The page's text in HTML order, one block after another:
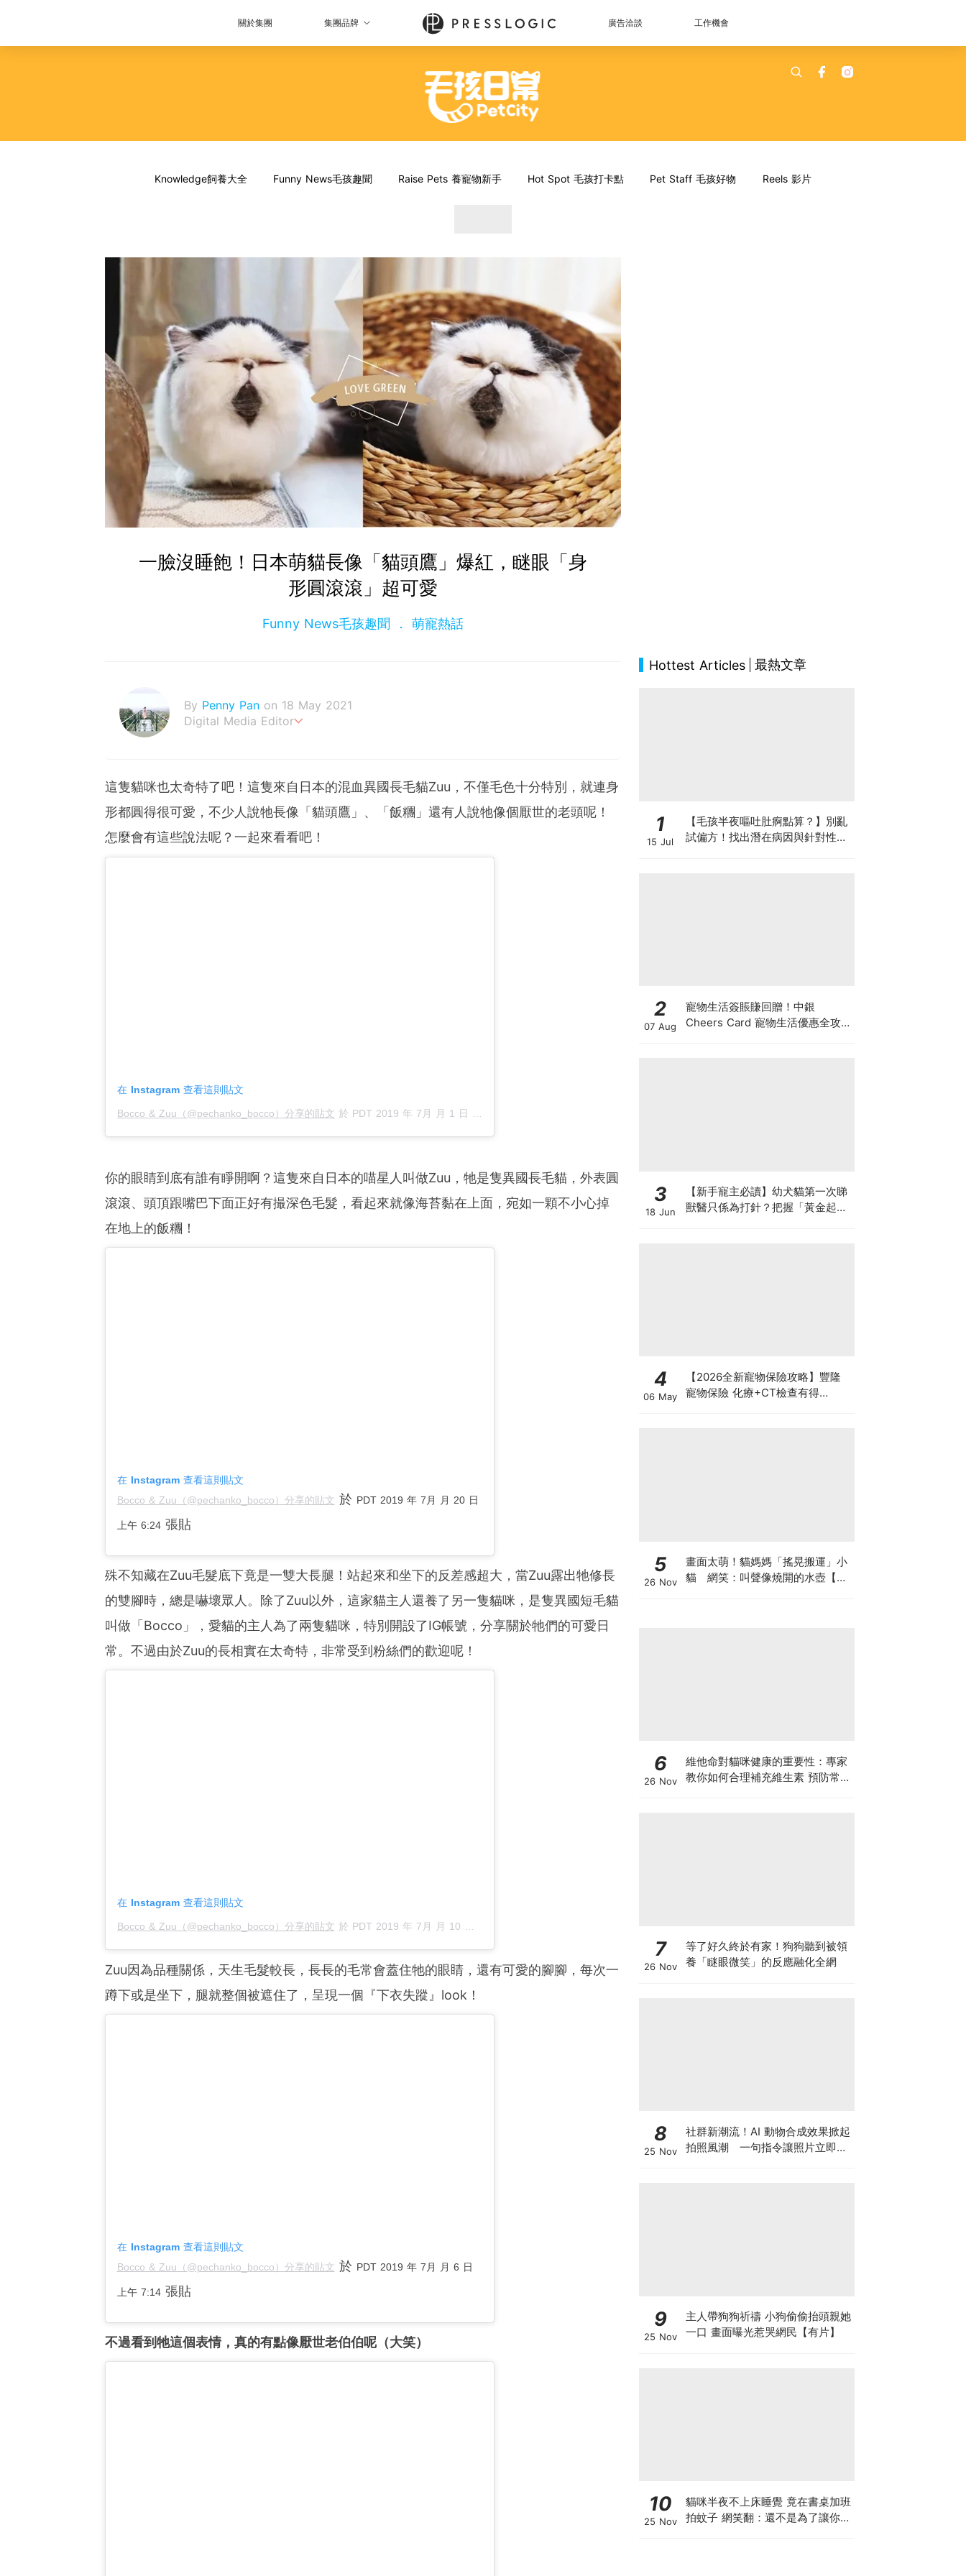
關於集團 集團品牌 廣告洽談 工作機會
Knowledge飼養大全 Funny News毛孩趣聞 Raise Pets 養寵物新手 Hot Spot 毛孩打卡點 Pet Staff 毛孩好物 Reels 影片
一臉沒睡飽！日本萌貓長像「貓頭鷹」爆紅，瞇眼「身
形圓滾滾」超可愛
Funny News毛孩趣聞 萌寵熱話
By Penny Pan on 18 May 2021
Digital Media Editor
這隻貓咪也太奇特了吧！這隻來自日本的混血異國長毛貓Zuu，不僅毛色十分特別，就連身
形都圓得很可愛，不少人說牠長像「貓頭鷹」、「飯糰」還有人說牠像個厭世的老頭呢！
怎麼會有這些說法呢？一起來看看吧！
在 Instagram 查看這則貼文
Bocco & Zuu（@pechanko_bocco）分享的貼文 於 PDT 2019 年 7月 月 1 日 下午 5:44
你的眼睛到底有誰有睜開啊？這隻來自日本的喵星人叫做Zuu，牠是隻異國長毛貓，外表圓
滾滾、頭頂跟嘴巴下面正好有撮深色毛髮，看起來就像海苔黏在上面，宛如一顆不小心掉
在地上的飯糰！
在 Instagram 查看這則貼文
Bocco & Zuu（@pechanko_bocco）分享的貼文 於 PDT 2019 年 7月 月 20 日
上午 6:24張貼
殊不知藏在Zuu毛髮底下竟是一雙大長腿！站起來和坐下的反差感超大，當Zuu露出牠修長
的雙腳時，總是嚇壞眾人。除了Zuu以外，這家貓主人還養了另一隻貓咪，是隻異國短毛貓
叫做「Bocco」，愛貓的主人為了兩隻貓咪，特別開設了IG帳號，分享關於牠們的可愛日
常。不過由於Zuu的長相實在太奇特，非常受到粉絲們的歡迎呢！
在 Instagram 查看這則貼文
Bocco & Zuu（@pechanko_bocco）分享的貼文 於 PDT 2019 年 7月 月 10 日 上午 5:42
Zuu因為品種關係，天生毛髮較長，長長的毛常會蓋住牠的眼睛，還有可愛的腳腳，每次一
蹲下或是坐下，腿就整個被遮住了，呈現一個『下衣失蹤』look！
在 Instagram 查看這則貼文
Bocco & Zuu（@pechanko_bocco）分享的貼文 於 PDT 2019 年 7月 月 6 日
上午 7:14張貼
不過看到牠這個表情，真的有點像厭世老伯伯呢（大笑）
Hottest Articles 最熱文章
1
15 Jul
【毛孩半夜嘔吐肚痾點算？】別亂
試偏方！找出潛在病因與針對性營
2
07 Aug
寵物生活簽賬賺回贈！中銀
Cheers Card 寵物生活優惠全攻
3
18 Jun
【新手寵主必讀】幼犬貓第一次睇
獸醫只係為打針？把握「黃金起跑
4
06 May
【2026全新寵物保險攻略】豐隆
寵物保險 化療+CT檢查有得
5
26 Nov
畫面太萌！貓媽媽「搖晃搬運」小
貓 網笑：叫聲像燒開的水壺【有
6
26 Nov
維他命對貓咪健康的重要性：專家
教你如何合理補充維生素 預防常見
7
26 Nov
等了好久終於有家！狗狗聽到被領
養「瞇眼微笑」的反應融化全網
8
25 Nov
社群新潮流！AI 動物合成效果掀起
拍照風潮 一句指令讓照片立即升
9
25 Nov
主人帶狗狗祈禱 小狗偷偷抬頭親她
一口 畫面曝光惹哭網民【有片】
10
25 Nov
貓咪半夜不上床睡覺 竟在書桌加班
拍蚊子 網笑翻：還不是為了讓你睡